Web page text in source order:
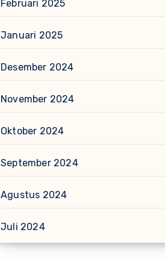
Februari 2025
Januari 2025
Desember 2024
November 2024
Oktober 2024
September 2024
Agustus 2024
Juli 2024